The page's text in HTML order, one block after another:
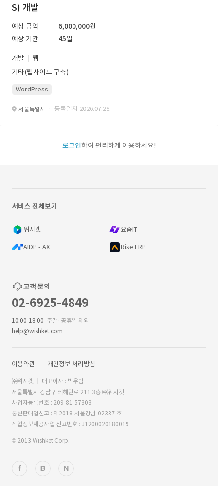
S) 개발
예상 금액
6,000,000원
예상 기간
45일
개발
웹
기타(웹사이트 구축)
WordPress
서울특별시 · 등록일자 2026.07.29.
로그인하여 편리하게 이용하세요!
서비스 전체보기
위시켓 요즘IT
AIDP - AX Rise ERP
고객 문의
02-6925-4849
10:00-18:00 주말·공휴일 제외
help@wishket.com
이용약관 개인정보 처리방침
㈜위시켓
대표이사 : 박우범
서울특별시 강남구 테헤란로 211 3층 ㈜위시켓
사업자등록번호 : 209-81-57303
통신판매업신고 : 제2018-서울강남-02337 호
직업정보제공사업 신고번호 : J1200020180019
© 2013 Wishket Corp.